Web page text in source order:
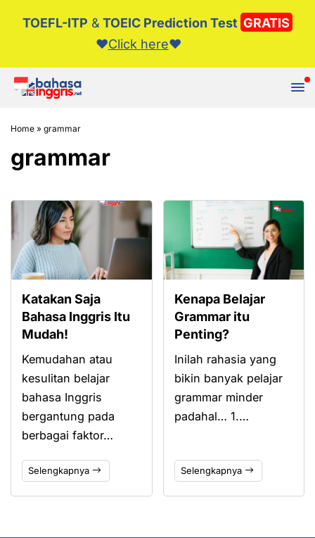
TOEFL-ITP & TOEIC Prediction Test GRATIS
❤️️Click here❤️️
Home » grammar
grammar
Katakan Saja
Bahasa Inggris Itu
Mudah!
Kemudahan atau
kesulitan belajar
bahasa Inggris
bergantung pada
berbagai faktor…
Selengkapnya
Kenapa Belajar
Grammar itu
Penting?
Inilah rahasia yang
bikin banyak pelajar
grammar minder
padahal… 1.…
Selengkapnya